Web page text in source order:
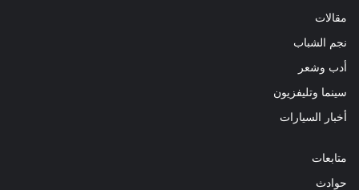
مقالات
نجم الشباب
أدب وشعر
سينما وتليفزيون
أخبار السيارات
متابعات
حوادث